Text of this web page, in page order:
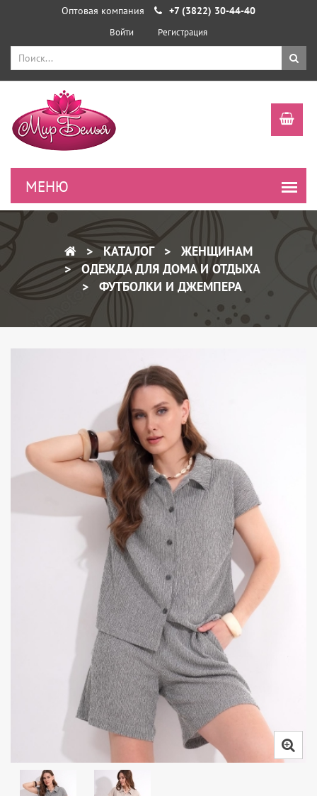
Оптовая компания +7 (3822) 30-44-40
Войти Регистрация
КАТАЛОГ
ЖЕНЩИНАМ
ОДЕЖДА ДЛЯ ДОМА И ОТДЫХА
ФУТБОЛКИ И ДЖЕМПЕРА